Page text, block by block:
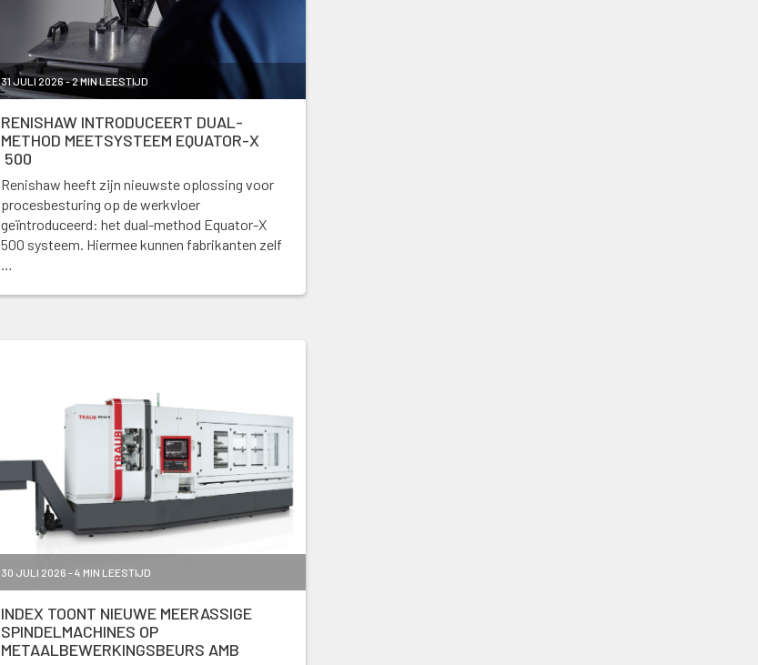
31 JULI 2026 - 2 MIN LEESTIJD
RENISHAW INTRODUCEERT DUAL-
METHOD MEETSYSTEEM EQUATOR-X
500
Renishaw heeft zijn nieuwste oplossing voor
procesbesturing op de werkvloer
geïntroduceerd: het dual-method Equator-X
500 systeem. Hiermee kunnen fabrikanten zelf
30 JULI 2026 - 4 MIN LEESTIJD
INDEX TOONT NIEUWE MEERASSIGE
SPINDELMACHINES OP
METAALBEWERKINGSBEURS AMB